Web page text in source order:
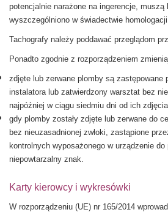
potencjalnie narażone na ingerencje,
wyszczególniono w świadectwie
Tachografy należy poddawać przeglądom
Ponadto zgodnie z rozporządzeniem
zdjęte lub zerwane plomby są zastępowane
instalatora lub zatwierdzony warsztat bez
najpóźniej w ciągu siedmiu dni od ich
gdy plomby zostały zdjęte lub zerwane do
bez nieuzasadnionej zwłoki, zastąpione
kontrolnych wyposażonego w urządzenie do
niepowtarzalny znak.
Karty kierowcy i wykresówki
W rozporządzeniu (UE) nr 165/2014